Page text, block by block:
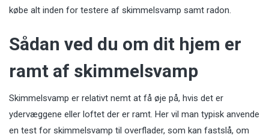
købe alt inden for testere af skimmelsvamp samt radon.
Sådan ved du om dit hjem er
ramt af skimmelsvamp
Skimmelsvamp er relativt nemt at få øje på, hvis det er
ydervæggene eller loftet der er ramt. Her vil man typisk anvende
en test for skimmelsvamp til overflader, som kan fastslå, om